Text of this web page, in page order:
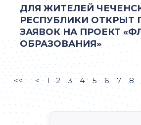
ДЛЯ ЖИТЕЛЕЙ
РЕСПУБЛИКИ ОТКРЫТ
ЗАЯВОК НА ПРОЕКТ
ОБРАЗОВАНИЯ»
<< < 1 2 3 4 5 6 7 8